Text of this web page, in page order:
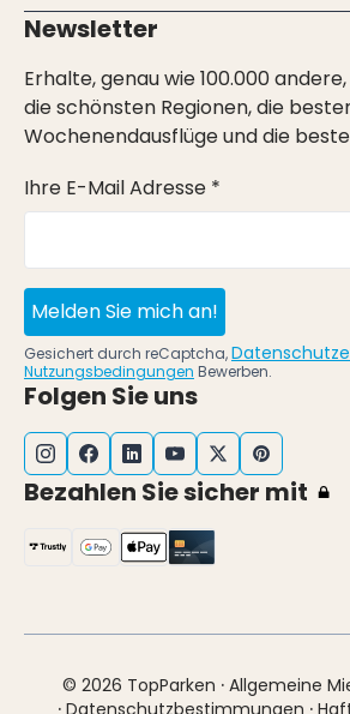
Newsletter
Erhalte, genau wie 100.000
die schönsten Regionen, die
Wochenendausflüge und die
Ihre E-Mail Adresse *
Melden Sie mich an!
Gesichert durch reCaptcha,
Nutzungsbedingungen Bewerben.
Folgen Sie uns
Bezahlen Sie sicher mit
© 2026 TopParken · Allgemeine
Datenschutzbestimmungen